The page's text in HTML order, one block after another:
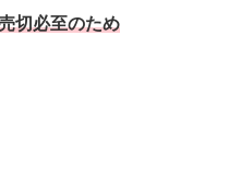
切必至のため